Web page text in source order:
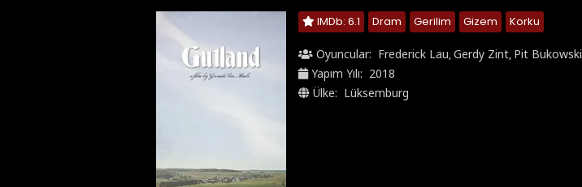
IMDb: 6.1 Dram Gerilim Gizem Korku
Oyuncular: Frederick Lau,Gerdy Zint, Pit Bukowski
Yapım Yılı: 2018
Ülke: Lüksemburg